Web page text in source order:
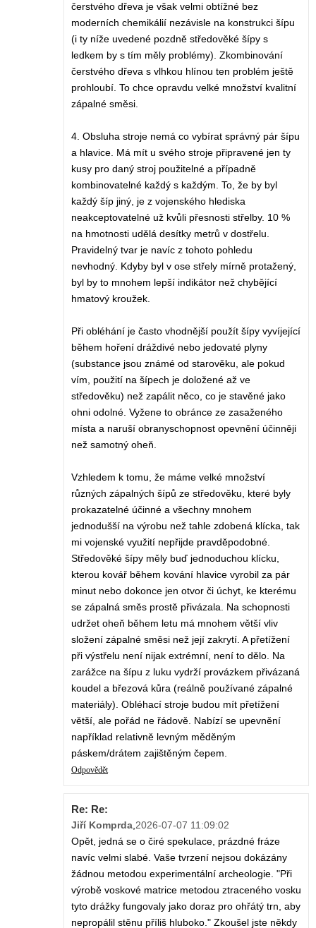
čerstvého dřeva je však velmi obtížné bez
moderních chemikálií nezávisle na konstrukci šípu
(i ty níže uvedené pozdně středověké šípy s
ledkem by s tím měly problémy). Zkombinování
čerstvého dřeva s vlhkou hlínou ten problém ještě
prohloubí. To chce opravdu velké množství kvalitní
zápalné směsi.
4. Obsluha stroje nemá co vybírat správný pár šípu
a hlavice. Má mít u svého stroje připravené jen ty
kusy pro daný stroj použitelné a případně
kombinovatelné každý s každým. To, že by byl
každý šíp jiný, je z vojenského hlediska
neakceptovatelné už kvůli přesnosti střelby. 10 %
na hmotnosti udělá desítky metrů v dostřelu.
Pravidelný tvar je navíc z tohoto pohledu
nevhodný. Kdyby byl v ose střely mírně protažený,
byl by to mnohem lepší indikátor než chybějící
hmatový kroužek.
Při obléhání je často vhodnější použít šípy vyvíjející
během hoření dráždivé nebo jedovaté plyny
(substance jsou známé od starověku, ale pokud
vím, použití na šípech je doložené až ve
středověku) než zapálit něco, co je stavěné jako
ohni odolné. Vyžene to obránce ze zasaženého
místa a naruší obranyschopnost opevnění účinněji
než samotný oheň.
Vzhledem k tomu, že máme velké množství
různých zápalných šípů ze středověku, které byly
prokazatelné účinné a všechny mnohem
jednodušší na výrobu než tahle zdobená klícka, tak
mi vojenské využití nepřijde pravděpodobné.
Středověké šípy měly buď jednoduchou klícku,
kterou kovář během kování hlavice vyrobil za pár
minut nebo dokonce jen otvor či úchyt, ke kterému
se zápalná směs prostě přivázala. Na schopnosti
udržet oheň během letu má mnohem větší vliv
složení zápalné směsi než její zakrytí. A přetížení
při výstřelu není nijak extrémní, není to dělo. Na
zarážce na šípu z luku vydrží provázkem přivázaná
koudel a březová kůra (reálně používané zápalné
materiály). Obléhací stroje budou mít přetížení
větší, ale pořád ne řádově. Nabízí se upevnění
například relativně levným měděným
páskem/drátem zajištěným čepem.
Odpovědět
Re: Re:
Jiří Komprda 2026-07-07 11:09:02
Opět, jedná se o čiré spekulace, prázdné fráze
navíc velmi slabé. Vaše tvrzení nejsou dokázány
žádnou metodou experimentální archeologie. "Při
výrobě voskové matrice metodou ztraceného vosku
tyto drážky fungovaly jako doraz pro ohřátý trn, aby
nepropálil stěnu příliš hluboko." Zkoušel jste někdy